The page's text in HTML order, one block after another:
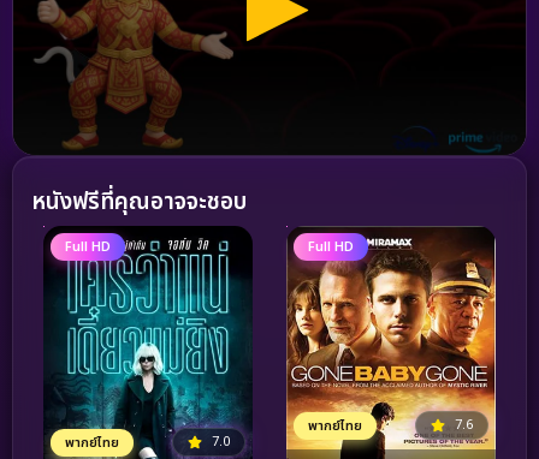
หนังฟรีที่คุณอาจจะชอบ
Full HD
พากย์ไทย 7.0
Full HD
พากย์ไทย 7.6